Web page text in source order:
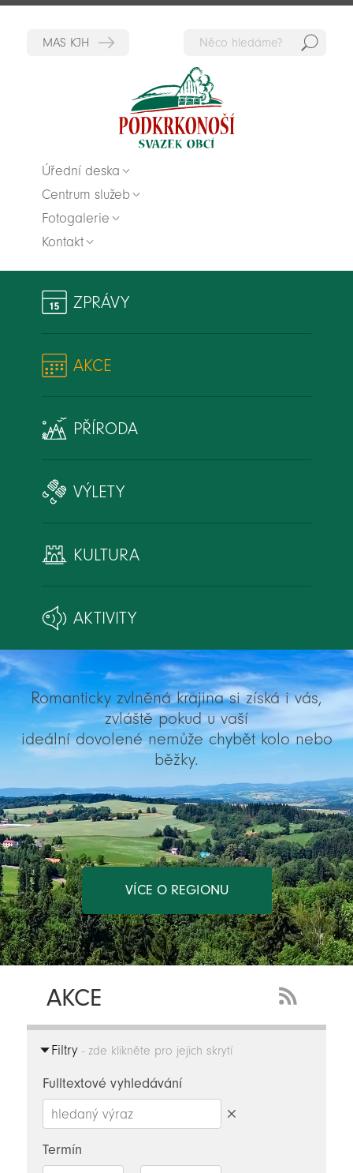
Úřední deska
Centrum služeb
Fotogalerie
Kontakt
ZPRÁVY
AKCE
PŘÍRODA
VÝLETY
KULTURA
AKTIVITY
Romanticky zvlněná krajina si získá i vás,
zvláště pokud u vaší
ideální dovolené nemůže chybět kolo nebo
běžky.
VÍCE O REGIONU
AKCE
Feed
Filtry- zde klikněte pro jejich skrytí
Fulltextové vyhledávání
Termín